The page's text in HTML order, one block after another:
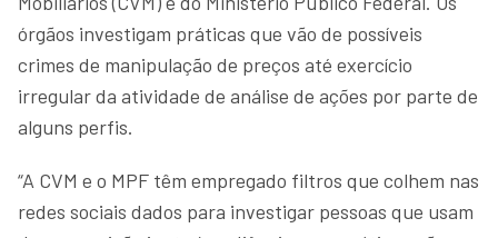
órgãos investigam práticas que vão de possíveis
crimes de manipulação de preços até exercício
irregular da atividade de análise de ações por parte de
alguns perfis.
“A CVM e o MPF têm empregado filtros que colhem nas
redes sociais dados para investigar pessoas que usam